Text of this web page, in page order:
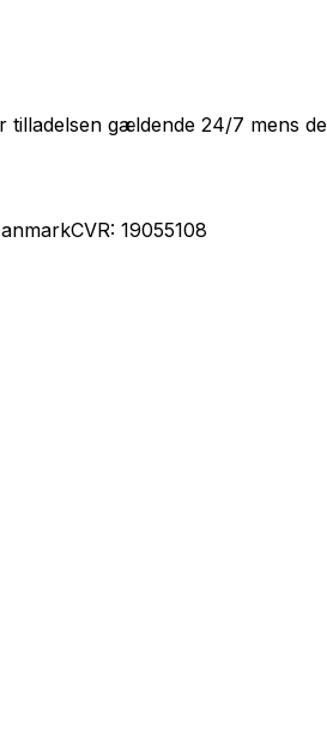
tilladelsen gældende 24/7 mens
CVR: 19055108